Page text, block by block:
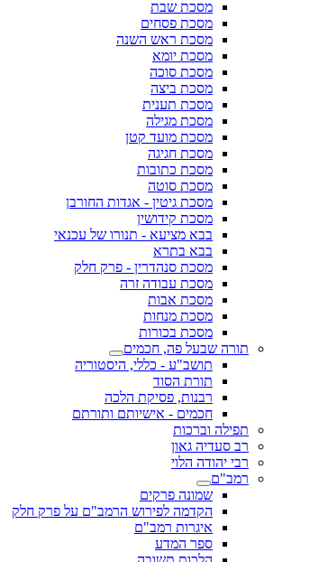
מסכת שבת
מסכת פסחים
מסכת ראש השנה
מסכת יומא
מסכת סוכה
מסכת ביצה
מסכת תענית
מסכת מגילה
מסכת מועד קטן
מסכת חגיגה
מסכת כתובות
מסכת סוטה
מסכת גיטין - אגדות החורבן
מסכת קידושין
בבא מציעא - תנורו של עכנאי
בבא בתרא
מסכת סנהדרין - פרק חלק
מסכת עבודה זרה
מסכת אבות
מסכת מנחות
מסכת בכורות
תורה שבעל פה, חכמים
תושב"ע - כללי, היסטוריה
תורת הסוד
רבנות, פסיקת הלכה
חכמים - אישיותם ותורתם
תפילה וברכות
רב סעדיה גאון
רבי יהודה הלוי
רמב"ם
שמונה פרקים
הקדמה לפירוש הרמב"ם על פרק חלק
איגרות רמב"ם
ספר המדע